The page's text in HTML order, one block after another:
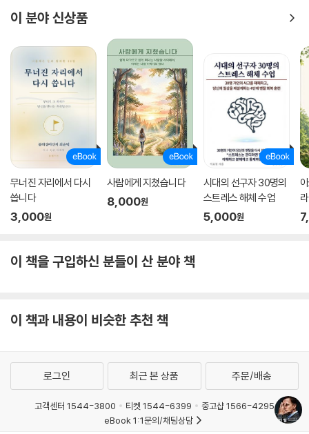
한 트럼프 비판자였기에 틸에 대한 실망을 노골적으로 드러냈다.
많은 인터넷 기업은 분기마다 수십억 달러를 쌓아두고 워싱턴의 정치가와
마찬가지로 정치적 보호막 안에서 쾌적하게 살아간다. 미국의 다른 지역이
어떤 상황인지는 알 바 없다는 듯 말이다.
틸은 정치에 관한 한 자신은 ‘무신론자’라고 생각한다. 스타트업을 창업할
때마다 새로운 한계에 도전해왔지만 ‘우리는 항상 정치 체제 안에서 움직
이고, 그 체제에는 정당성이 있다’는 것이 틸의 생각이다. 그렇기에 그는 그
안에 ‘개입’하는 데 의미가 있다고 여긴다. 틸은 이렇게 말했다.
“정치는 신이 아니고, 그 모든 것도 아닙니다.” --- p.241
미국의 온라인 정치 전문 일간지 〈폴리티코Politico〉는 틸을 ‘그림자 대통
령’이라 일컬었다. 최근 들어 틸과 가까운 직원들이 그를 그렇게 부르는 듯
한데, 실제로 틸은 여러 회의에 참석하며 트럼프 정권에서 상당한 존재감
을 발휘하고 있다. 체스의 명수이자 스타트업을 이끈 경험이 있는 틸은 인
이 말리고 틸이 신뢰하는 전문가를 요직에 앉혀 규제를 완화하고 혁신을
네이터의 샘 올트먼 및 제시카 리빙스턴과 공동으로 비영리 인공지능 연구
는 아마존웹서비스AWS나 인도의 IT 기업 인포시스를 포함한 후원자들이
총 10억 달러의 자금을 제공했다. 이렇게 해서 머스크와 틸은 알파벳, 애
플, 페이스북, 마이크로소프트 같은 거대 기술 기업에 대항할 태세를 갖췄
다. 이들 기업은 인공지능 분야의 저명한 학자와 스타트업을 대거 흡수해
이 분야 신상품
무너진 자리에서 다시
씁니다
3,000원
사람에게 지쳤습니다
8,000원
시대의 선구자 30명의
스트레스 해체 수업
5,000원
라
이 책을 구입하신 분들이 산 분야 책
이 책과 내용이 비슷한 추천 책
로그인 최근 본 상품 주문/배송
고객센터 1544-3800 티켓 1544-6399
중고샵 1566-4295
eBook 1:1문의/채팅상담